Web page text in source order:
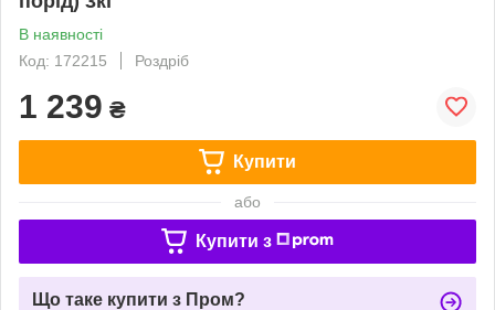
В наявності
Код: 172215
Роздріб
1 239 ₴
Купити
або
Купити з
Що таке купити з Пром?